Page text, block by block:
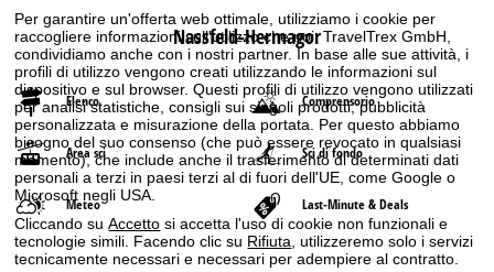
Per garantire un'offerta web ottimale, utilizziamo i cookie per
raccogliere informazioni sull'utilizzo che noi, TravelTrex GmbH,
condividiamo anche con i nostri partner. In base alle sue attività, i
profili di utilizzo vengono creati utilizzando le informazioni sul
dispositivo e sul browser. Questi profili di utilizzo vengono utilizzati
per analisi statistiche, consigli sui singoli prodotti, pubblicità
personalizzata e misurazione della portata. Per questo abbiamo
bisogno del suo consenso (che può essere revocato in qualsiasi
momento), che include anche il trasferimento di determinati dati
personali a terzi in paesi terzi al di fuori dell'UE, come Google o
Microsoft negli USA.
Cliccando suAccetto si accetta l'uso di cookie non funzionali e
tecnologie simili. Facendo clic su Rifiuta , utilizzeremo solo i servizi
tecnicamente necessari e necessari per adempiere al contratto.
Nassfeld-Hermagor
Elenco Comprensorio
Area sci Sci di fondo
Meteo Last-Minute & Deals